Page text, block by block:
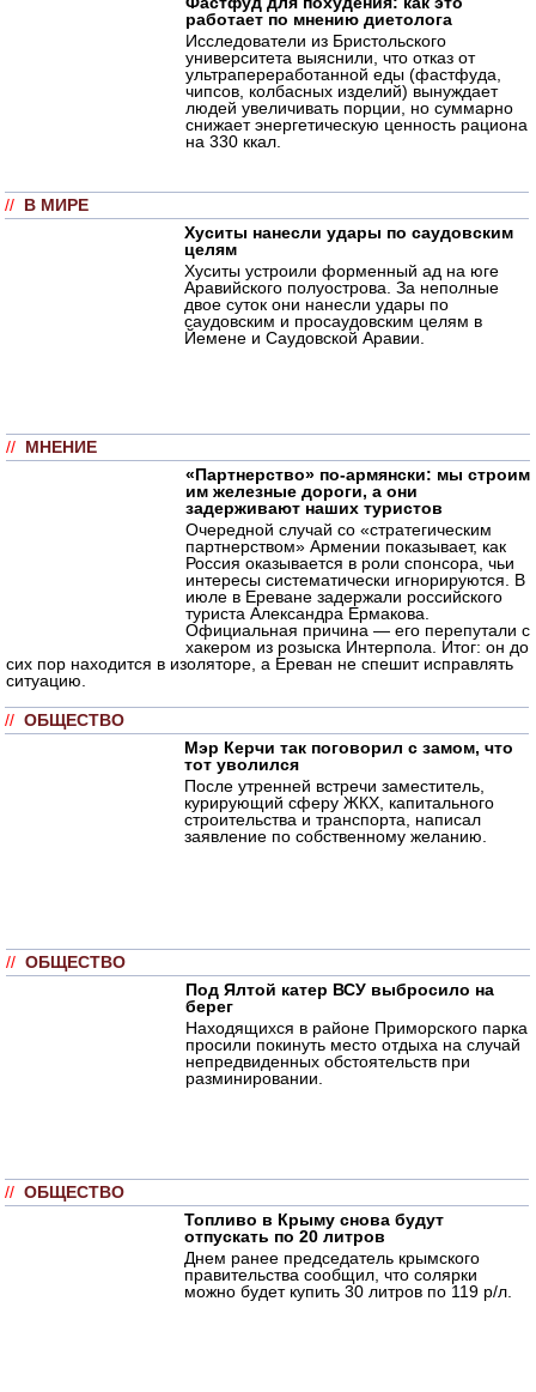
работает по мнению диетолога
Исследователи из Бристольского
университета выяснили, что отказ от
ультрапереработанной еды (фастфуда,
чипсов, колбасных изделий) вынуждает
людей увеличивать порции, но суммарно
снижает энергетическую ценность рациона
на 330 ккал.
// В МИРЕ
Хуситы нанесли удары по саудовским
целям
Хуситы устроили форменный ад на юге
Аравийского полуострова. За неполные
двое суток они нанесли удары по
саудовским и просаудовским целям в
Йемене и Саудовской Аравии.
// МНЕНИЕ
«Партнерство» по-армянски: мы строим
им железные дороги, а они
задерживают наших туристов
Очередной случай со «стратегическим
партнерством» Армении показывает, как
Россия оказывается в роли спонсора, чьи
интересы систематически игнорируются. В
июле в Ереване задержали российского
туриста Александра Ермакова.
Официальная причина — его перепутали с
хакером из розыска Интерпола. Итог: он до
сих пор находится в изоляторе, а Ереван не спешит исправлять
ситуацию.
// ОБЩЕСТВО
Мэр Керчи так поговорил с замом, что
тот уволился
После утренней встречи заместитель,
курирующий сферу ЖКХ, капитального
строительства и транспорта, написал
заявление по собственному желанию.
// ОБЩЕСТВО
Под Ялтой катер ВСУ выбросило на
берег
Находящихся в районе Приморского парка
просили покинуть место отдыха на случай
непредвиденных обстоятельств при
разминировании.
// ОБЩЕСТВО
Топливо в Крыму снова будут
отпускать по 20 литров
Днем ранее председатель крымского
правительства сообщил, что солярки
можно будет купить 30 литров по 119 р/л.